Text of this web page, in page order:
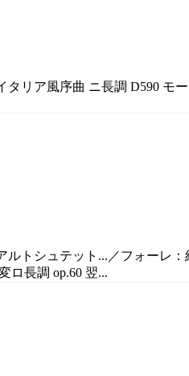
リア風序曲 ニ長調 D590 モ
トシュテット...／フォーレ
ロ長調 op.60 翌...